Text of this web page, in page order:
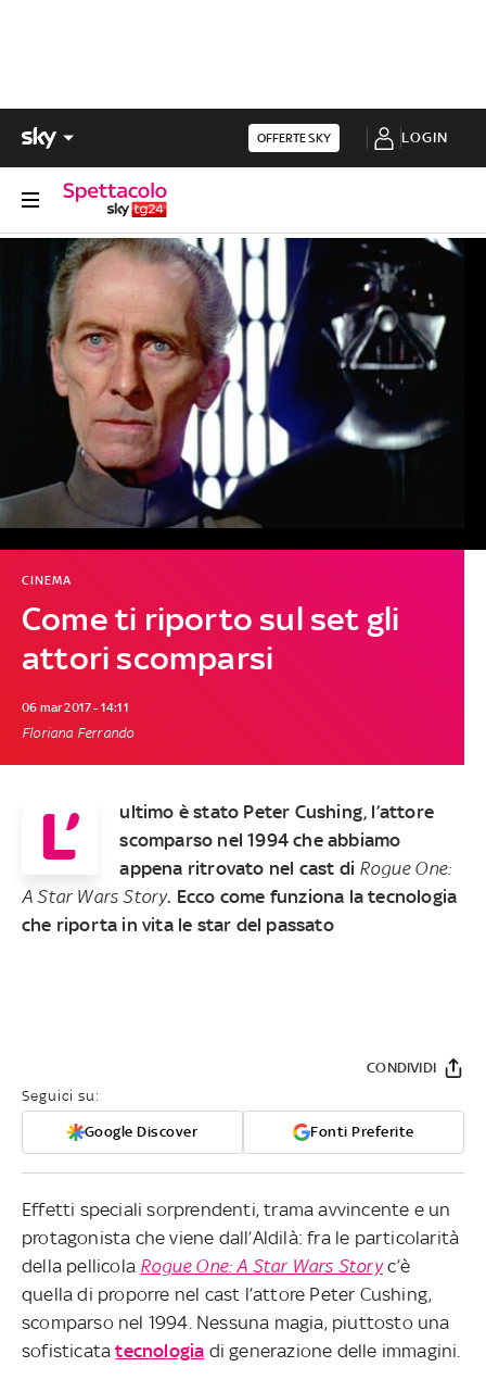
OFFERTE SKY LOGIN
Come ti riporto sul set gli
attori scomparsi
CINEMA
06 mar 2017 - 14:11
Floriana Ferrando
L’
ultimo è stato Peter Cushing, l’attore
scomparso nel 1994 che abbiamo
appena ritrovato nel cast di Rogue One:
A Star Wars Story. Ecco come funziona la tecnologia
che riporta in vita le star del passato
Seguici su:
Google Discover Fonti Preferite
CONDIVIDI
Effetti speciali sorprendenti, trama avvincente e un
protagonista che viene dall’Aldilà: fra le particolarità
della pellicola Rogue One: A Star Wars Storyc’è
quella di proporre nel cast l’attore Peter Cushing,
scomparso nel 1994. Nessuna magia, piuttosto una
sofisticatatecnologia di generazione delle immagini.